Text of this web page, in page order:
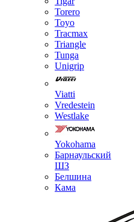
Torero
Toyo
Tracmax
Triangle
Tunga
Unigrip
Viatti
Vredestein
Westlake
Yokohama
Барнаульский
ШЗ
Белшина
Кама